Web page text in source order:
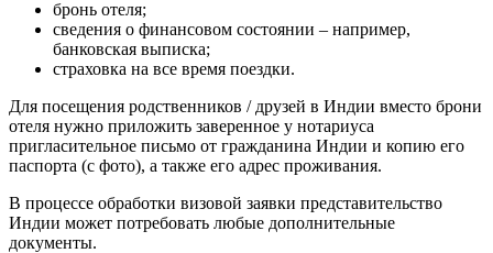
бронь отеля;
сведения о финансовом состоянии – например,
банковская выписка;
страховка на все время поездки.
Для посещения родственников / друзей в Индии вместо брони
отеля нужно приложить заверенное у нотариуса
пригласительное письмо от гражданина Индии и копию его
паспорта (с фото), а также его адрес проживания.
В процессе обработки визовой заявки представительство
Индии может потребовать любые дополнительные
документы.